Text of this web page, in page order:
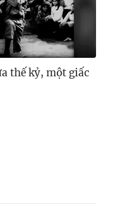
thế kỷ, một giấc